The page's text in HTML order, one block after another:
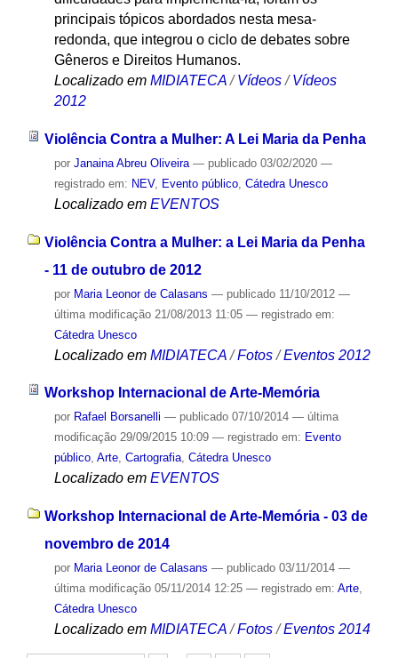
principais tópicos abordados nesta mesa-
redonda, que integrou o ciclo de debates sobre
Gêneros e Direitos Humanos.
Localizado em MIDIATECA /Vídeos /Vídeos
2012
Violência Contra a Mulher: A Lei Maria da Penha
por Janaina Abreu Oliveira — publicado03/02/2020 —
registrado em: NEV, Evento público, Cátedra Unesco
Localizado em EVENTOS
Violência Contra a Mulher: a Lei Maria da Penha
- 11 de outubro de 2012
por Maria Leonor de Calasans — publicado11/10/2012 —
última modificação21/08/2013 11:05 — registrado em:
Cátedra Unesco
Localizado em MIDIATECA /Fotos /Eventos 2012
Workshop Internacional de Arte-Memória
por Rafael Borsanelli — publicado07/10/2014 — última
modificação29/09/2015 10:09 — registrado em: Evento
público, Arte, Cartografia, Cátedra Unesco
Localizado em EVENTOS
Workshop Internacional de Arte-Memória - 03 de
novembro de 2014
por Maria Leonor de Calasans — publicado03/11/2014 —
última modificação05/11/2014 12:25 — registrado em: Arte,
Cátedra Unesco
Localizado em MIDIATECA /Fotos /Eventos 2014